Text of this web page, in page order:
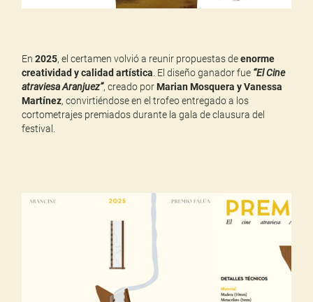
En2025, el certamen volvió a reunir propuestas deenorme
creatividad y calidad artística. El diseño ganador fue “El Cine
atraviesa Aranjuez”, creado porMarian Mosquera y Vanessa
Martínez, convirtiéndose en el trofeo entregado a los
cortometrajes premiados durante la gala de clausura del
festival.